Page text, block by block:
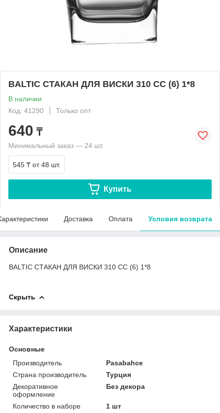
BALTIC СТАКАН ДЛЯ ВИСКИ 310 СС (6) 1*8
В наличии
Код: 41290
Только опт
640 ₸
Минимальный заказ — 24 шт.
545 ₸ от 48 шт.
Купить
Доставка Оплата Условия возврата
Описание
BALTIC СТАКАН ДЛЯ ВИСКИ 310 СС (6) 1*8
Скрыть
Характеристики
Основные
Производитель
Pasabahce
Страна производитель
Турция
Декоративное
оформление
Без декора
Количество в наборе
1 шт